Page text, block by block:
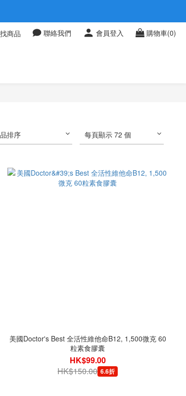
找商品 聯絡我們 會員登入 購物車(0)
排序 每頁顯示 72 個
美國Doctor's Best 全活性維他命B12, 1,500微克 60
粒素食膠囊
HK$99.00
HK$150.00 6.6折